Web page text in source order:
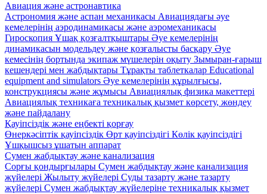
Авиация және астронавтика
Астрономия және аспан механикасы Авиациядағы әуе
кемелерінің аэродинамикасы және аэромеханикасы
Гироскопия Ұшақ қозғалтқыштары Әуе кемелерінің
динамикасын модельдеу және қозғалысты басқару Әуе
кемесінің бортында экипаж мүшелерін оқыту Зымыран-ғарыш
кешендері мен жабдықтары Тұрақты таблеткалар Educational
equipment and simulators Әуе кемелерінің құрылғысы,
конструкциясы және жұмысы Авиациялық физика макеттері
Авиациялық техникаға техникалық қызмет көрсету, жөндеу
және пайдалану
Қауіпсіздік және еңбекті қорғау
Өнеркәсіптік қауіпсіздік Өрт қауіпсіздігі Көлік қауіпсіздігі
Ұшқышсыз ұшатын аппарат
Сумен жабдықтау және канализация
Сорғы қондырғылары Сумен жабдықтау және канализация
жүйелері Жылыту жүйелері Суды тазарту және тазарту
жүйелері Сумен жабдықтау жүйелеріне техникалық қызмет